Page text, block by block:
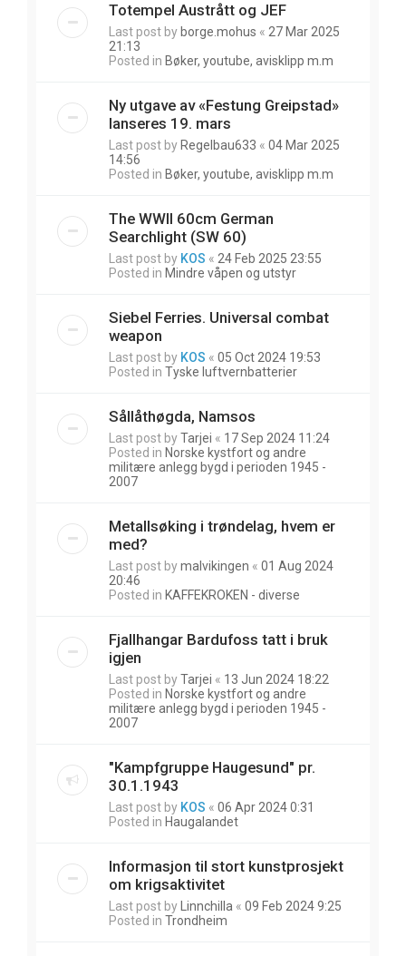
Totempel Austrått og JEF
Last post by borge.mohus « 27 Mar 2025
21:13
Posted in Bøker, youtube, avisklipp m.m
Ny utgave av «Festung Greipstad»
lanseres 19. mars
Last post by Regelbau633 « 04 Mar 2025
14:56
Posted in Bøker, youtube, avisklipp m.m
The WWII 60cm German
Searchlight (SW 60)
Last post by KOS « 24 Feb 2025 23:55
Posted in Mindre våpen og utstyr
Siebel Ferries. Universal combat
weapon
Last post by KOS « 05 Oct 2024 19:53
Posted in Tyske luftvernbatterier
Sållåthøgda, Namsos
Last post byTarjei « 17 Sep 2024 11:24
Posted in Norske kystfort og andre
militære anlegg bygd i perioden 1945 -
2007
Metallsøking i trøndelag, hvem er
med?
Last post bymalvikingen « 01 Aug 2024
20:46
Posted in KAFFEKROKEN - diverse
Fjallhangar Bardufoss tatt i bruk
igjen
Last post byTarjei « 13 Jun 2024 18:22
Posted in Norske kystfort og andre
militære anlegg bygd i perioden 1945 -
2007
"Kampfgruppe Haugesund" pr.
30.1.1943
Last post by KOS « 06 Apr 2024 0:31
Posted in Haugalandet
Informasjon til stort kunstprosjekt
om krigsaktivitet
Last post by Linnchilla « 09 Feb 2024 9:25
Posted in Trondheim